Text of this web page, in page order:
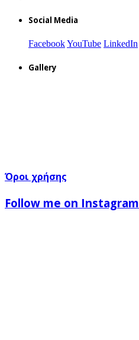
Social Media
FacebookYouTube LinkedIn
Gallery
Όροι χρήσης
Follow me on Instagram